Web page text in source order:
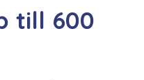
till 600